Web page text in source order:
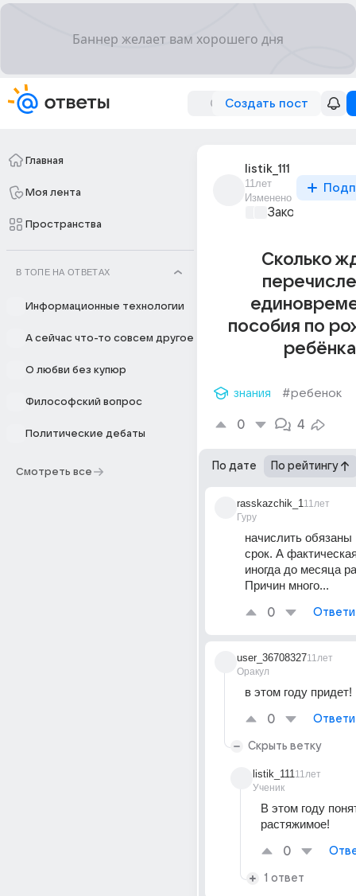
Создать пост
Главная
Моя лента
Пространства
В ТОПЕ НА ОТВЕТАХ
Информационные технологии
А сейчас что-то совсем другое
О любви без купюр
Философский вопрос
Политические дебаты
Смотреть все
listik_111
11лет
Изменено
Закон и
Сколько
пособия по
знания #ребенок
0 4
По дате По рейтингу
rasskazchik_1
Гуру
11лет
начислить
срок. А
иногда до месяца
Причин много...
0
user_36708327
Оракул
11лет
в этом году придет!
0
Скрыть ветку
listik_111
Ученик
11лет
В этом году
растяжимое!
0
1 ответ